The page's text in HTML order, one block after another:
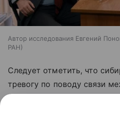
Автор исследования Евгений
РАН
Следует отметить, что
тревогу по поводу связи
климата и частотой